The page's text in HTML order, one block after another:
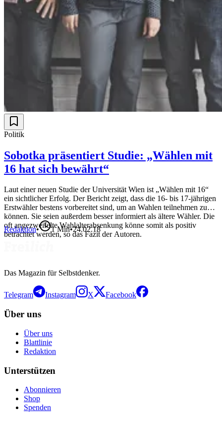
Politik
Sobotka präsentiert Studie: „Wählen mit
16 hat sich bewährt“
Laut einer neuen Studie der Universität Wien ist „Wählen mit 16“
ein sichtlicher Erfolg. Der Bericht zeigt, dass die 16- bis 17-jährigen
Erstwähler bestens vorbereitet sind, um an Wahlen teilnehmen zu
können. Sie seien außerdem besser informiert als ältere Wähler. Die
oft angezweifelte Wahlalterabsenkung könne somit als positiv
betrachtet werden, so das Fazit der Autoren.
Redaktion• 1Min•24.02.18
Das Magazin für Selbstdenker.
Telegram Instagram X Facebook
Über uns
Über uns
Blattlinie
Redaktion
Unterstützen
Abonnieren
Shop
Spenden